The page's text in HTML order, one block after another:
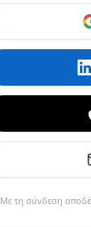
Με τη σύνδεση